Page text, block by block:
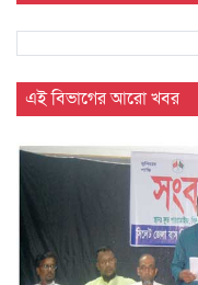
এই বিভাগের আরো খবর